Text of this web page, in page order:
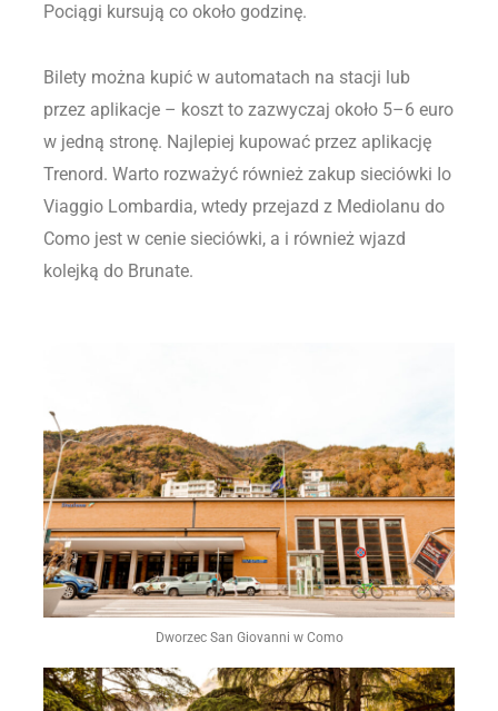
Pociągi kursują co około godzinę.
Bilety można kupić w automatach na stacji lub
przez aplikacje – koszt to zazwyczaj około 5–6 euro
w jedną stronę. Najlepiej kupować przez aplikację
Trenord. Warto rozważyć również zakup sieciówki Io
Viaggio Lombardia, wtedy przejazd z Mediolanu do
Como jest w cenie sieciówki, a i również wjazd
kolejką do Brunate.
Dworzec San Giovanni w Como